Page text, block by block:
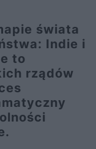
świata
Indie i
to
rządów